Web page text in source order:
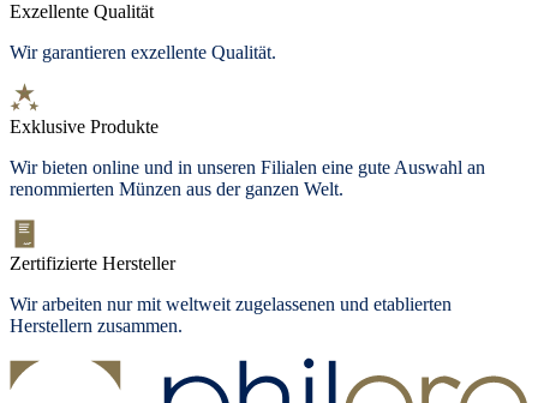
Exzellente Qualität
Wir garantieren exzellente Qualität.
Exklusive Produkte
Wir bieten online und in unseren Filialen eine gute Auswahl an
renommierten Münzen aus der ganzen Welt.
Zertifizierte Hersteller
Wir arbeiten nur mit weltweit zugelassenen und etablierten
Herstellern zusammen.